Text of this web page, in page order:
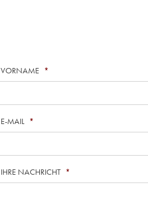
VORNAME *
E-MAIL *
IHRE NACHRICHT *